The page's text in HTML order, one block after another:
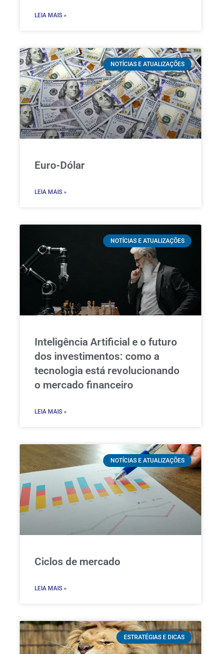
LEIA MAIS »
NOTÍCIAS E ATUALIZAÇÕES
Euro-Dólar
LEIA MAIS »
NOTÍCIAS E ATUALIZAÇÕES
Inteligência Artificial e o futuro
dos investimentos: como a
tecnologia está revolucionando
o mercado financeiro
LEIA MAIS »
NOTÍCIAS E ATUALIZAÇÕES
Ciclos de mercado
LEIA MAIS »
ESTRATÉGIAS E DICAS